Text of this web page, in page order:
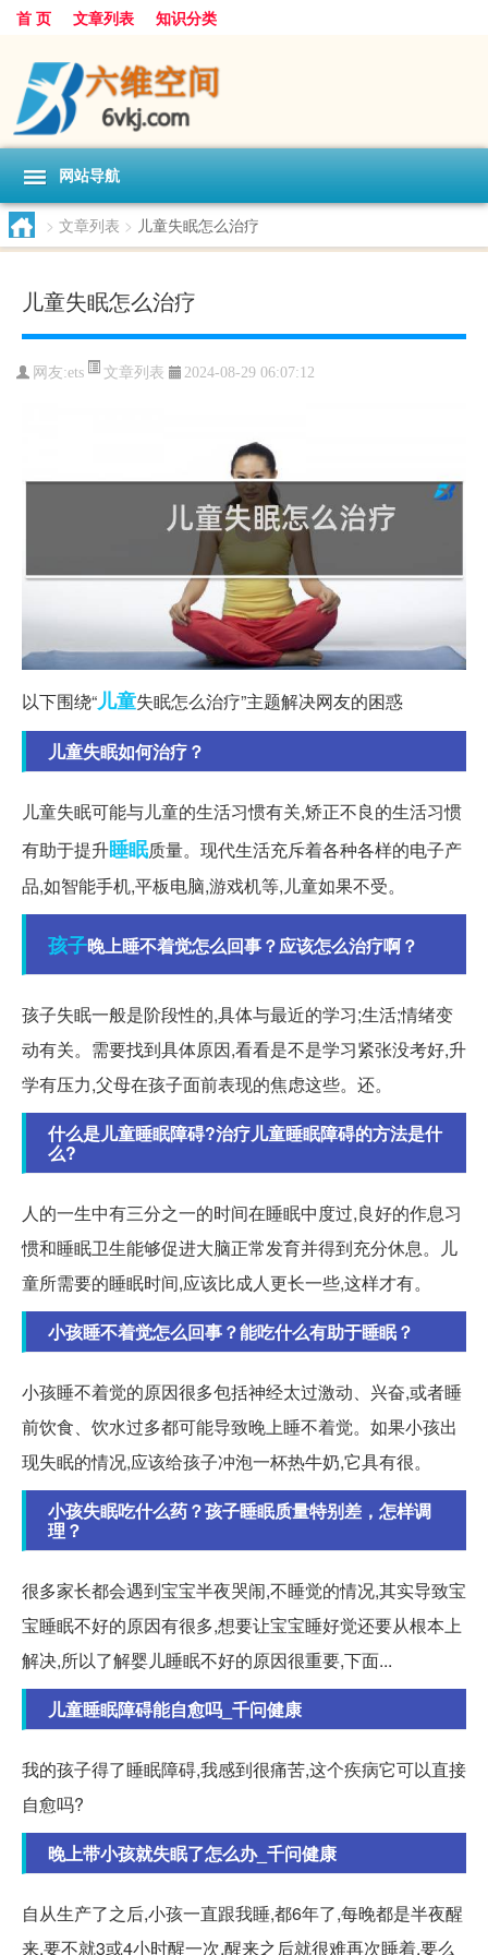
首 页 文章列表 知识分类
网站导航
> 文章列表 > 儿童失眠怎么治疗
儿童失眠怎么治疗
网友:ets 文章列表 2024-08-29 06:07:12
以下围绕“儿童失眠怎么治疗”主题解决网友的困惑
儿童失眠如何治疗？
儿童失眠可能与儿童的生活习惯有关,矫正不良的生活习惯
有助于提升睡眠质量。现代生活充斥着各种各样的电子产
品,如智能手机,平板电脑,游戏机等,儿童如果不受。
孩子晚上睡不着觉怎么回事？应该怎么治疗啊？
孩子失眠一般是阶段性的,具体与最近的学习;生活;情绪变
动有关。需要找到具体原因,看看是不是学习紧张没考好,升
学有压力,父母在孩子面前表现的焦虑这些。还。
什么是儿童睡眠障碍?治疗儿童睡眠障碍的方法是什
么?
人的一生中有三分之一的时间在睡眠中度过,良好的作息习
惯和睡眠卫生能够促进大脑正常发育并得到充分休息。儿
童所需要的睡眠时间,应该比成人更长一些,这样才有。
小孩睡不着觉怎么回事？能吃什么有助于睡眠？
小孩睡不着觉的原因很多包括神经太过激动、兴奋,或者睡
前饮食、饮水过多都可能导致晚上睡不着觉。如果小孩出
现失眠的情况,应该给孩子冲泡一杯热牛奶,它具有很。
小孩失眠吃什么药？孩子睡眠质量特别差，怎样调
理？
很多家长都会遇到宝宝半夜哭闹,不睡觉的情况,其实导致宝
宝睡眠不好的原因有很多,想要让宝宝睡好觉还要从根本上
解决,所以了解婴儿睡眠不好的原因很重要,下面...
儿童睡眠障碍能自愈吗_千问健康
我的孩子得了睡眠障碍,我感到很痛苦,这个疾病它可以直接
自愈吗?
晚上带小孩就失眠了怎么办_千问健康
自从生产了之后,小孩一直跟我睡,都6年了,每晚都是半夜醒
来,要不就3或4小时醒一次.醒来之后就很难再次睡着.要么